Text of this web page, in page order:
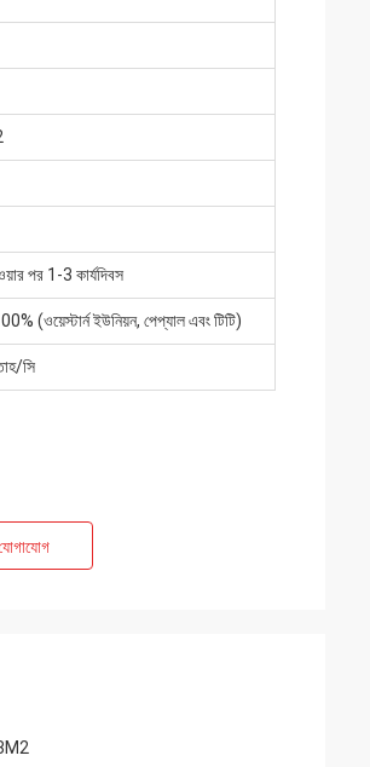
পর 1-3 কার্যদিবস
(ওয়েস্টার্ন ইউনিয়ন, পেপ্যাল ​​এবং টিটি)
সি